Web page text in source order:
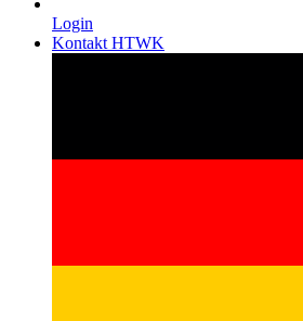
Login
Kontakt HTWK